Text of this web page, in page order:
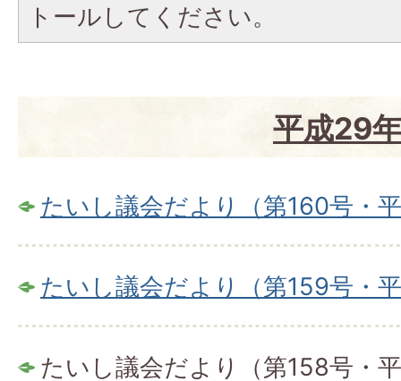
トールしてください。
平成29
たいし議会だより（第160号・
たいし議会だより（第159号・
たいし議会だより（第158号・